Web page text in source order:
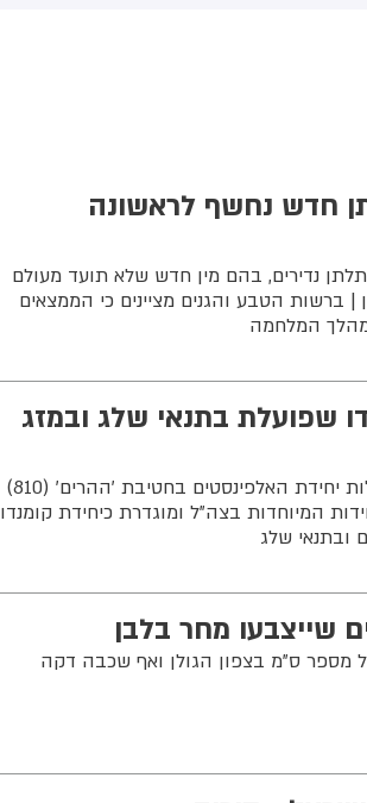
חדש נחשף לראשונה
נדירים, בהם מין חדש שלא תועד מעולם
| ברשות הטבע והגנים מציינים כי הממצאים
המלחמה
שפועלת בתנאי שלג ובמזג
דובר צה"ל מפרסם היום תיעוד מיוחד מפעילות יחידת האלפינסטים בחטיבת ׳ההרים׳ (810)
המיוחדות בצה"ל ומוגדרת כיחידת קומנדו
ובתנאי שלג
שייצבעו מחר בלבן
מספר ס"מ בצפון הגולן ואף שכבה דקה